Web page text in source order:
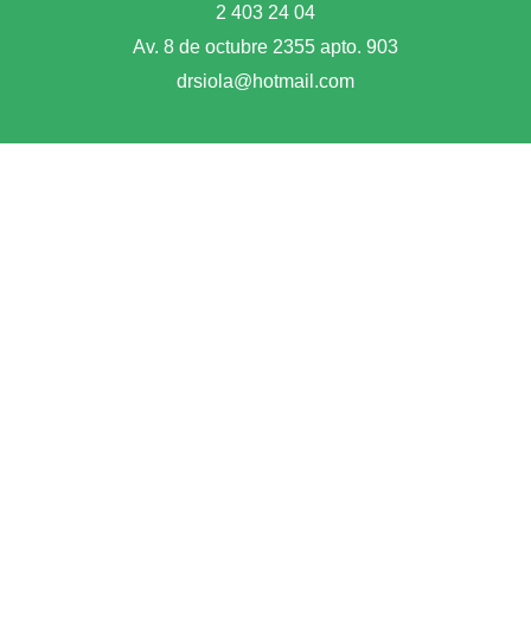
2 403 24 04
Av. 8 de octubre 2355 apto. 903
drsiola@hotmail.com